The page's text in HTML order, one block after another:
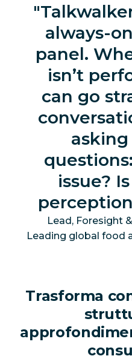
always-
panel.
isn’t
can go
issue?
Lead, Foresight
Leading global food
Trasforma